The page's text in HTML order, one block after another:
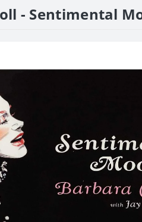
- Sentimental